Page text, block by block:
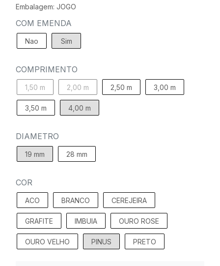
Embalagem: JOGO
COM EMENDA
Nao Sim
COMPRIMENTO
1,50 m 2,00 m 2,50 m 3,00 m
3,50 m 4,00 m
DIAMETRO
19 mm 28 mm
COR
ACO BRANCO CEREJEIRA
GRAFITE IMBUIA OURO ROSE
OURO VELHO PINUS PRETO